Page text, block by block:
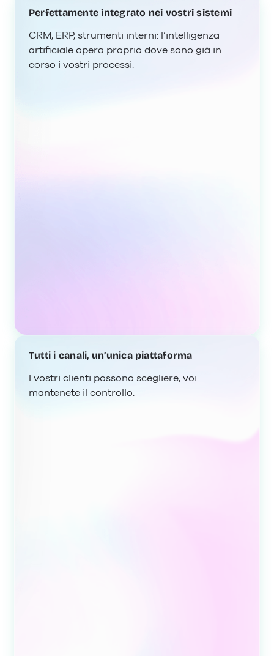
Perfettamente integrato nei vostri sistemi
CRM, ERP, strumenti interni: l’intelligenza
artificiale opera proprio dove sono già in
corso i vostri processi.
Tutti i canali, un’unica piattaforma
I vostri clienti possono scegliere, voi
mantenete il controllo.